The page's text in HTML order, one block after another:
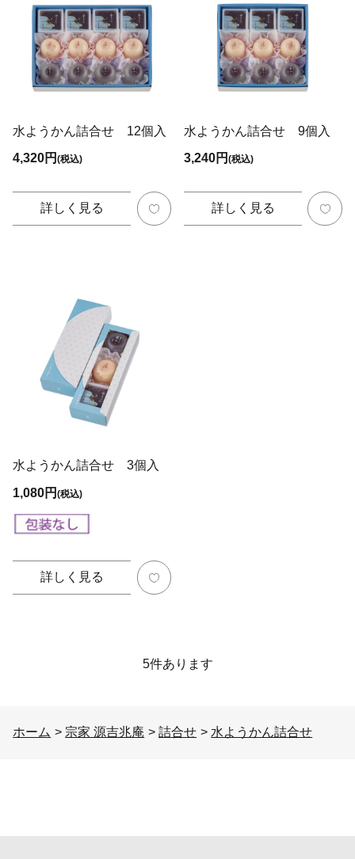
水ようかん詰合せ 12個入
4,320円(税込)
詳しく見る
水ようかん詰合せ 9個入
3,240円(税込)
詳しく見る
水ようかん詰合せ 3個入
1,080円(税込)
詳しく見る
5件あります
ホーム > 宗家 源吉兆庵 >詰合せ > 水ようかん詰合せ